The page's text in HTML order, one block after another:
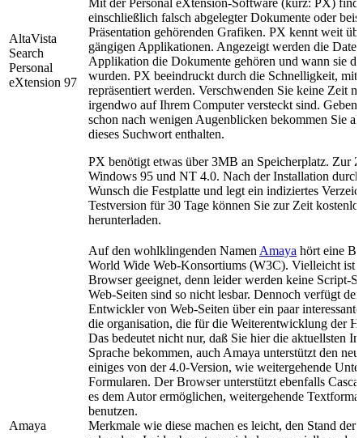
AltaVista
Search
Personal
eXtension 97
einschließlich falsch abgelegter Dokumente oder
Präsentation gehörenden Grafiken. PX kennt weit
gängigen Applikationen. Angezeigt werden die
Applikation die Dokumente gehören und wann sie
wurden. PX beeindruckt durch die Schnelligkeit, mit
repräsentiert werden. Verschwenden Sie keine Zeit
irgendwo auf Ihrem Computer versteckt sind. Geben
schon nach wenigen Augenblicken bekommen Sie
dieses Suchwort enthalten.
PX benötigt etwas über 3MB an Speicherplatz. Zur
Windows 95 und NT 4.0. Nach der Installation
Wunsch die Festplatte und legt ein indiziertes
Testversion für 30 Tage können Sie zur Zeit
herunterladen.
Amaya
Auf den wohlklingenden Namen Amaya hört eine
World Wide Web-Konsortiums (W3C). Vielleicht ist
Browser geeignet, denn leider werden keine Script-
Web-Seiten sind so nicht lesbar. Dennoch verfügt
Entwickler von Web-Seiten über ein paar
die organisation, die für die Weiterentwicklung der
Das bedeutet nicht nur, daß Sie hier die aktuellsten
Sprache bekommen, auch Amaya unterstützt den
einiges von der 4.0-Version, wie weitergehende
Formularen. Der Browser unterstützt ebenfalls
es dem Autor ermöglichen, weitergehende
benutzen.
Merkmale wie diese machen es leicht, den Stand